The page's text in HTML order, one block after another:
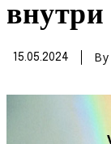
15.05.2024 By